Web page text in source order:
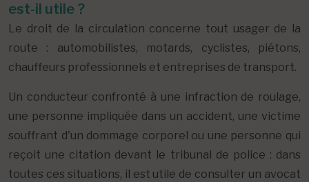
est-il utile ?
Le droit de la circulation concerne tout usager de la
route : automobilistes, motards, cyclistes, piétons,
chauffeurs professionnels et entreprises de transport.
Un conducteur confronté à une infraction de roulage,
une personne impliquée dans un accident, une victime
souffrant d'un dommage corporel ou une personne qui
reçoit une citation devant le tribunal de police : dans
toutes ces situations, il est utile de consulter un avocat